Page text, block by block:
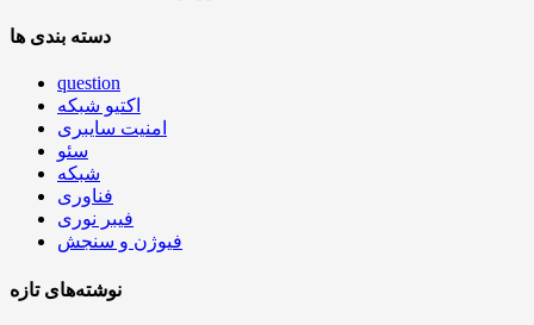
دسته بندی ها
question
اکتیو شبکه
امنیت سایبری
سئو
شبکه
فناوری
فیبر نوری
فیوژن و سنجش
نوشته‌های تازه